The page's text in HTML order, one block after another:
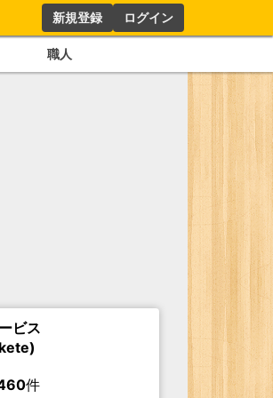
新規登録 ログイン
職人
ビス
件